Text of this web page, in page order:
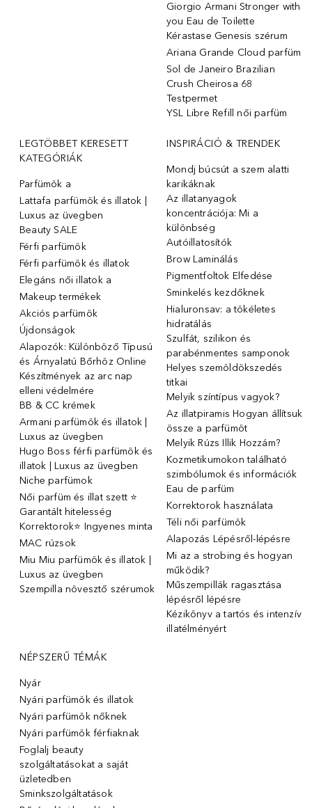
Giorgio Armani Stronger with
you Eau de Toilette
Kérastase Genesis szérum
Ariana Grande Cloud parfüm
Sol de Janeiro Brazilian
Crush Cheirosa 68
Testpermet
YSL Libre Refill női parfüm
LEGTÖBBET KERESETT
KATEGÓRIÁK
Parfümök ️a
Lattafa parfümök és illatok |
Luxus az üvegben
Beauty SALE
Férfi parfümök
Férfi parfümök és illatok
Elegáns női illatok ️a
Makeup termékek
Akciós parfümök
Újdonságok
Alapozók: Különböző Típusú
és Árnyalatú Bőrhöz Online
Készítmények az arc nap
elleni védelmére
BB & CC krémek
Armani parfümök és illatok |
Luxus az üvegben
Hugo Boss férfi parfümök és
illatok | Luxus az üvegben
Niche parfümok
Női parfüm és illat szett ⭐
Garantált hitelesség
Korrektorok⭐ Ingyenes minta
MAC rúzsok
Miu Miu parfümök és illatok |
Luxus az üvegben
Szempilla növesztő szérumok
INSPIRÁCIÓ & TRENDEK
Mondj búcsút a szem alatti
karikáknak
Az illatanyagok
koncentrációja: Mi a
különbség
Autóillatosítók
Brow Laminálás
Pigmentfoltok Elfedése
Sminkelés kezdőknek
Hialuronsav: a tökéletes
hidratálás
Szulfát, szilikon és
parabénmentes samponok
Helyes szemöldökszedés
titkai
Melyik színtípus vagyok?
Az illatpiramis Hogyan állítsuk
össze a parfümöt
Melyik Rúzs Illik Hozzám?
Kozmetikumokon található
szimbólumok és információk
Eau de parfüm
Korrektorok használata
Téli női parfümök
Alapozás Lépésről-lépésre
Mi az a strobing és hogyan
működik?
Műszempillák ragasztása
lépésről lépésre
Kézikönyv a tartós és intenzív
illatélményért
NÉPSZERŰ TÉMÁK
Nyár
Nyári parfümök és illatok
Nyári parfümök nőknek
Nyári parfümök férfiaknak
Foglalj beauty
szolgáltatásokat a saját
üzletedben
Sminkszolgáltatások